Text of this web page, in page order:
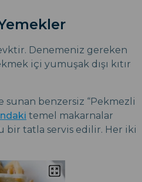
Denemeniz gereken
içi yumuşak dışı kıtır
sunan benzersiz “Pekmezli
temel makarnalar
bir tatla servis edilir. Her iki